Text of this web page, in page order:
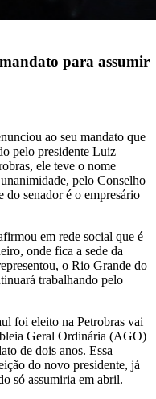
para assumir
ao seu mandato que
pelo presidente Luiz
ele teve o nome
pelo Conselho
do senador é o empresário
em rede social que é
onde fica a sede da
o Rio Grande do
trabalhando pelo
foi eleito na Petrobras vai
Geral Ordinária (AGO)
de dois anos. Essa
do novo presidente, já
só assumiria em abril.